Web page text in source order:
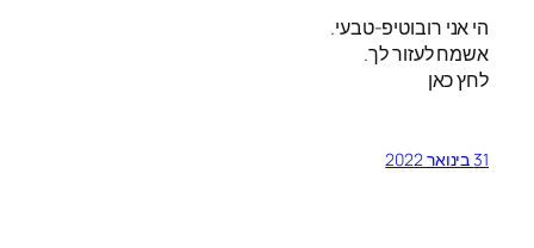
הי אני רובוטיפ-טבעי.
אשמח לעזור לך.
לחץ כאן
31 בינואר 2022